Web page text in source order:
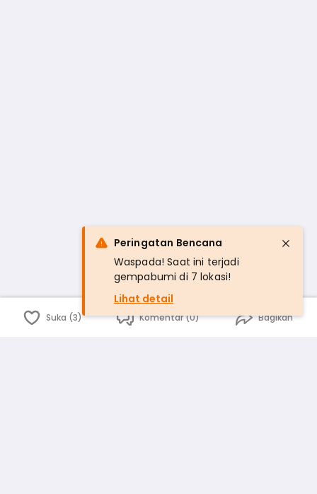
Suka (3) Komentar (0) Bagikan
Peringatan Bencana
Waspada! Saat ini terjadi
gempabumi di 7 lokasi!
Lihat detail